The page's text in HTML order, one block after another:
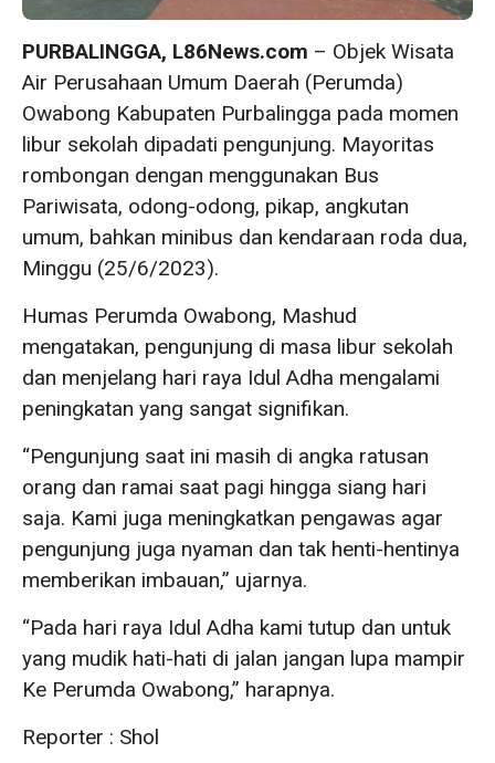
PURBALINGGA, L86News.com – Objek Wisata
Air Perusahaan Umum Daerah (Perumda)
Owabong Kabupaten Purbalingga pada momen
libur sekolah dipadati pengunjung. Mayoritas
rombongan dengan menggunakan Bus
Pariwisata, odong-odong, pikap, angkutan
umum, bahkan minibus dan kendaraan roda dua,
Minggu (25/6/2023).
Humas Perumda Owabong, Mashud
mengatakan, pengunjung di masa libur sekolah
dan menjelang hari raya Idul Adha mengalami
peningkatan yang sangat signifikan.
“Pengunjung saat ini masih di angka ratusan
orang dan ramai saat pagi hingga siang hari
saja. Kami juga meningkatkan pengawas agar
pengunjung juga nyaman dan tak henti-hentinya
memberikan imbauan,” ujarnya.
“Pada hari raya Idul Adha kami tutup dan untuk
yang mudik hati-hati di jalan jangan lupa mampir
Ke Perumda Owabong,” harapnya.
Reporter : Shol